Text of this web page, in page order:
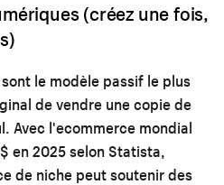
(créez une fois,
le modèle passif le plus
de vendre une copie de
Avec l'ecommerce mondial
en 2025 selon Statista,
de niche peut soutenir des